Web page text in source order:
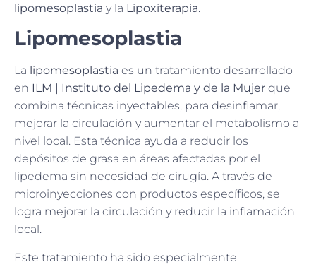
lipomesoplastia y la Lipoxiterapia.
Lipomesoplastia
La lipomesoplastia es un tratamiento desarrollado
en ILM | Instituto del Lipedema y de la Mujer que
combina técnicas inyectables, para desinflamar,
mejorar la circulación y aumentar el metabolismo a
nivel local. Esta técnica ayuda a reducir los
depósitos de grasa en áreas afectadas por el
lipedema sin necesidad de cirugía. A través de
microinyecciones con productos específicos, se
logra mejorar la circulación y reducir la inflamación
local.
Este tratamiento ha sido especialmente